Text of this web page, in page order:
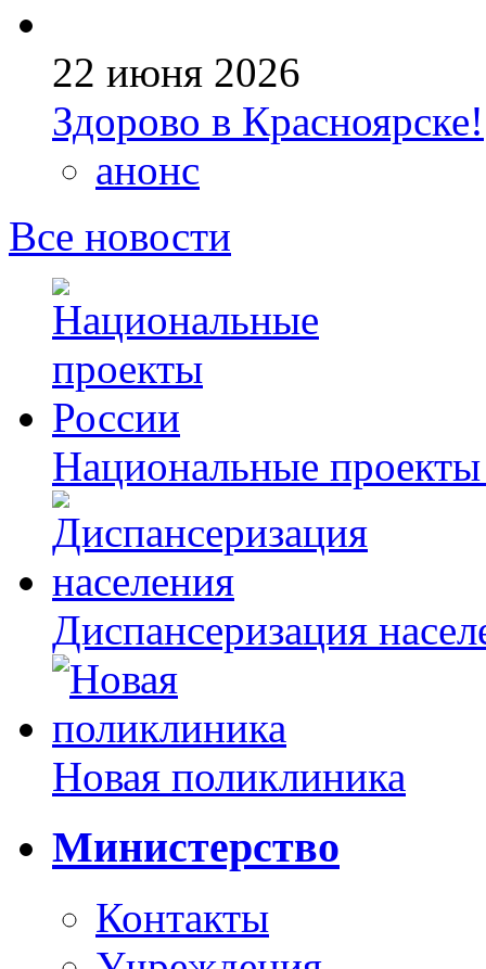
22 июня 2026
Здорово в Красноярске!
анонс
Все новости
Национальные
Диспансеризация
Новая поликлиника
Министерство
Контакты